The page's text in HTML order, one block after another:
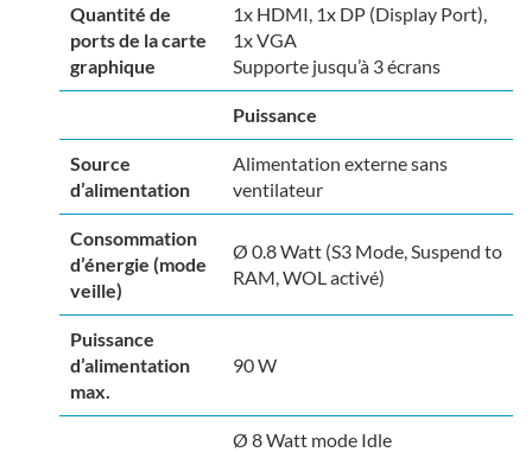
Quantité de
ports de la carte
graphique
1x HDMI, 1x DP (Display Port),
1x VGA
Supporte jusqu’à 3 écrans
Puissance
Source
d’alimentation
Alimentation externe sans
ventilateur
Consommation
d’énergie (mode
veille)
Ø 0.8 Watt (S3 Mode, Suspend to
RAM, WOL activé)
Puissance
d’alimentation
max.
90 W
Ø 8 Watt mode Idle